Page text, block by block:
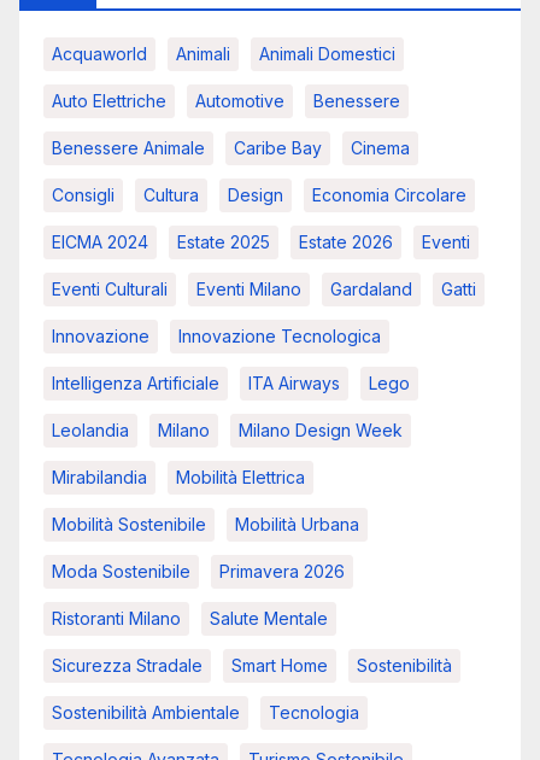
Acquaworld Animali Animali Domestici
Auto Elettriche Automotive Benessere
Benessere Animale Caribe Bay Cinema
Consigli Cultura Design Economia Circolare
EICMA 2024 Estate 2025 Estate 2026 Eventi
Eventi Culturali Eventi Milano Gardaland Gatti
Innovazione Innovazione Tecnologica
Intelligenza Artificiale ITA Airways Lego
Leolandia Milano Milano Design Week
Mirabilandia Mobilità Elettrica
Mobilità Sostenibile Mobilità Urbana
Moda Sostenibile Primavera 2026
Ristoranti Milano Salute Mentale
Sicurezza Stradale Smart Home Sostenibilità
Sostenibilità Ambientale Tecnologia